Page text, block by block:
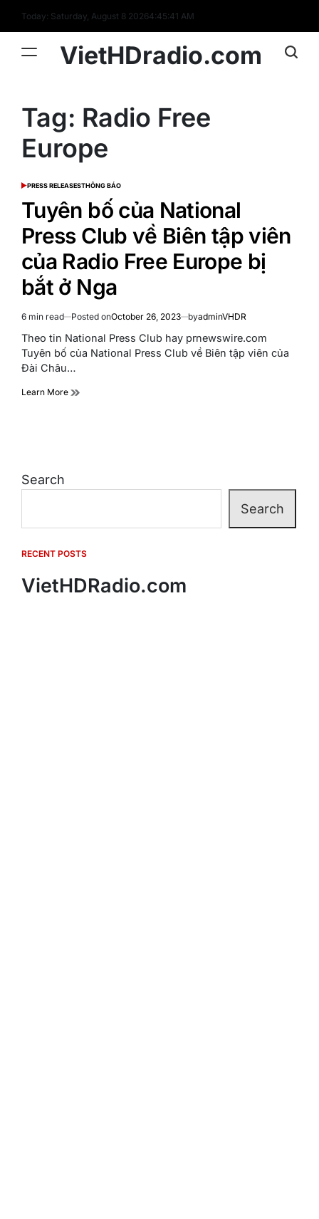
content
Today: Saturday, August 8 20264:45:41 AM
VietHDradio.com
Tag: Radio Free
Europe
POSTED
PRESS RELEASESTHÔNG BÁO
Tuyên bố của National
Press Club về Biên tập viên
của Radio Free Europe bị
bắt ở Nga
Estimated
read
time
6 min read Posted onOctober 26, 2023 byadminVHDR
Theo tin National Press Club hay prnewswire.com
Tuyên bố của National Press Club về Biên tập viên của
Đài Châu…
Learn More
Search
Search
RECENT POSTS
VietHDRadio.com